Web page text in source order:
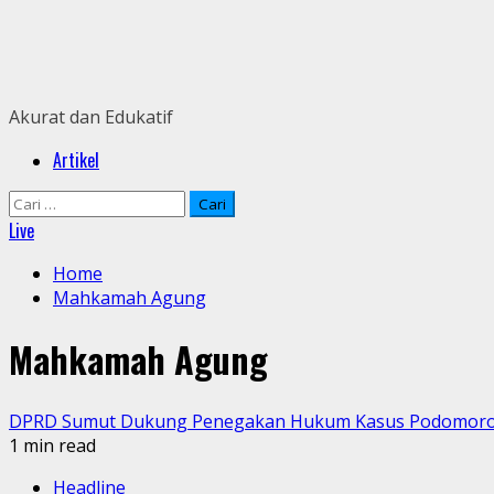
Akurat dan Edukatif
PrimaryArtikel
Cari
untuk:
Live
Home
Mahkamah Agung
Mahkamah Agung
DPRD Sumut Dukung Penegakan Hukum Kasus
1 min read
Headline